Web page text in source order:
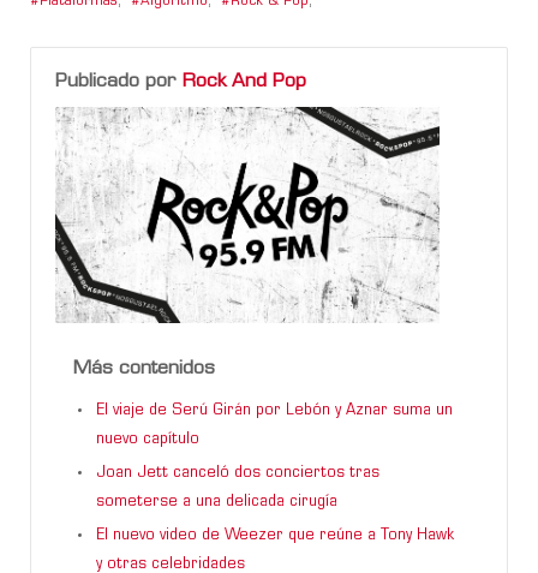
Publicado por Rock And Pop
Más contenidos
El viaje de Serú Girán por Lebón y Aznar suma un
nuevo capítulo
Joan Jett canceló dos conciertos tras
someterse a una delicada cirugía
El nuevo video de Weezer que reúne a Tony Hawk
y otras celebridades